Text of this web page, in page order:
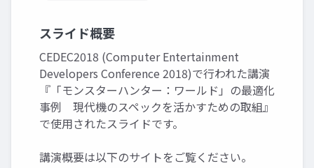
スライド概要
CEDEC2018 (Computer Entertainment
Developers Conference 2018)で行われた講演
『「モンスターハンター：ワールド」の最適化
事例 現代機のスペックを活かすための取組』
で使用されたスライドです。
講演概要は以下のサイトをご覧ください。